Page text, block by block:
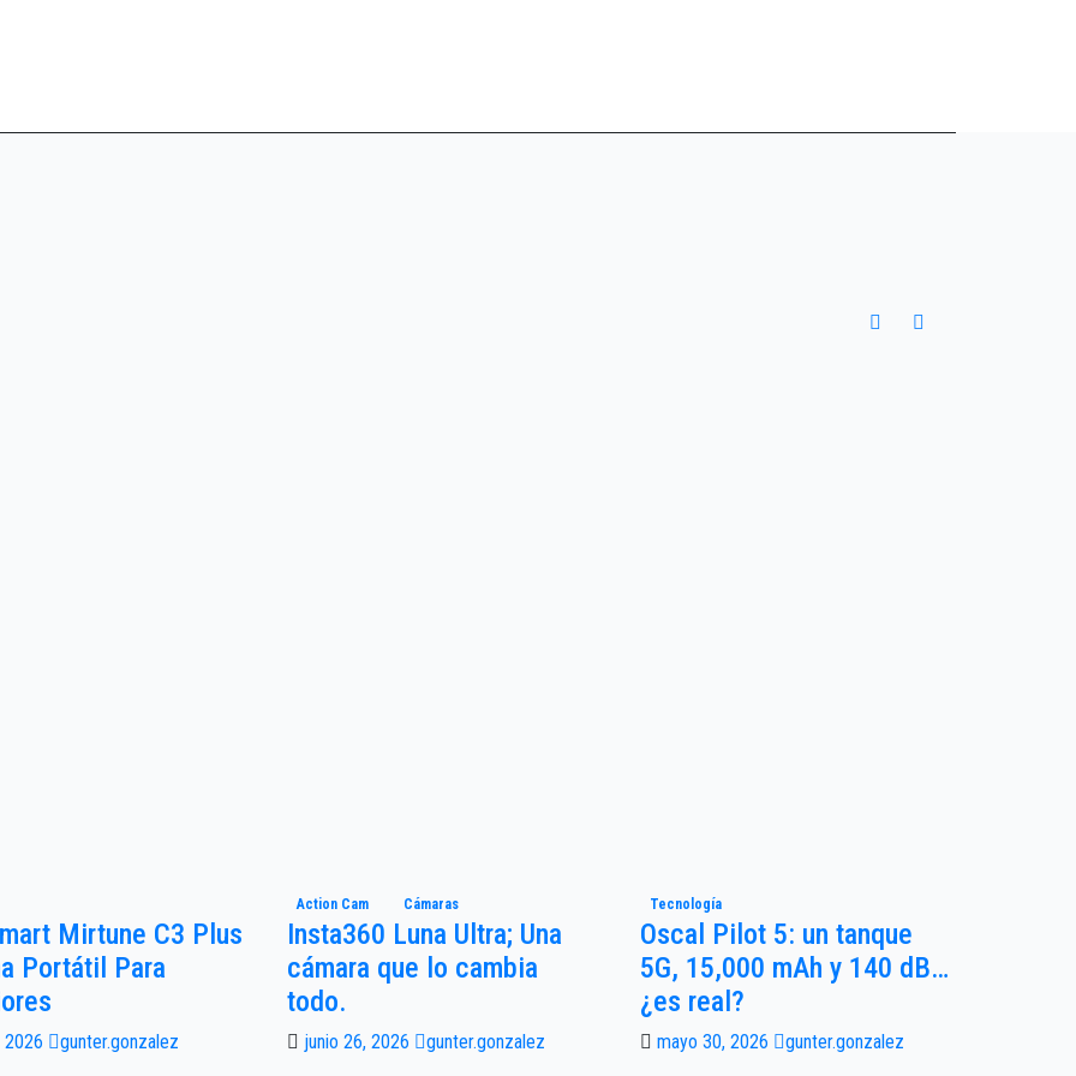
Mirtune C3 Plus
Portátil Para
2026 gunter.gonzalez
Action Cam Cámaras
Insta360 Luna Ultra; Una
cámara que lo cambia
todo.
junio 26, 2026 gunter.gonzalez
Tecnología
Oscal Pilot 5: un tanque
5G, 15,000 mAh y 140 dB…
¿es real?
mayo 30, 2026 gunter.gonzalez